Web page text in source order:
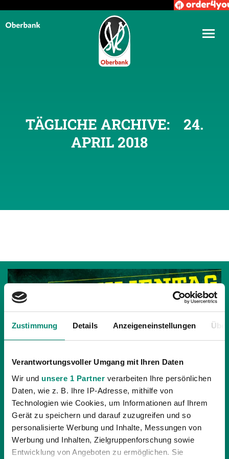
Zustimmung Details Anzeigeneinstellungen
Verantwortungsvoller Umgang mit Ihren Daten
Wir und unsere 1 Partner verarbeiten Ihre persönlichen
Daten, wie z. B. Ihre IP-Adresse, mithilfe von
Technologien wie Cookies, um Informationen auf Ihrem
Gerät zu speichern und darauf zuzugreifen und so
personalisierte Werbung und Inhalte, Messungen von
Werbung und Inhalten, Zielgruppenforschung sowie
Entwicklung von Angeboten zu ermöglichen. Sie
TÄGLICHE ARCHIVE:
24.
APRIL 2018
24.04.2018| UNKATEGORISIERT
FAMILIENTAG IN DER „KEINE SORGEN